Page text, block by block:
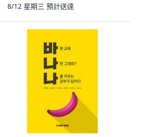
8/12 星期三 預計送達